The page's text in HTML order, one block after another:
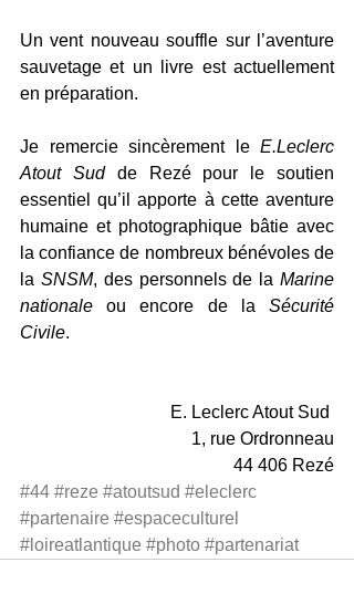
Un vent nouveau souffle sur l’aventure
sauvetage et un livre est actuellement
en préparation.
Je remercie sincèrement le E.Leclerc
Atout Sud de Rezé pour le soutien
essentiel qu’il apporte à cette aventure
humaine et photographique bâtie avec
la confiance de nombreux bénévoles de
la SNSM, des personnels de la Marine
nationale ou encore de la Sécurité
Civile.
E. Leclerc Atout Sud
1, rue Ordronneau
44 406 Rezé
#44 #reze #atoutsud #eleclerc
#partenaire #espaceculturel
#loireatlantique #photo #partenariat